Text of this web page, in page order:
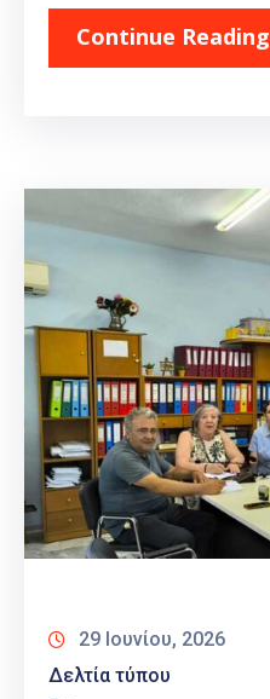
Continue Reading
29 Ιουνίου, 2026
Δελτία τύπου